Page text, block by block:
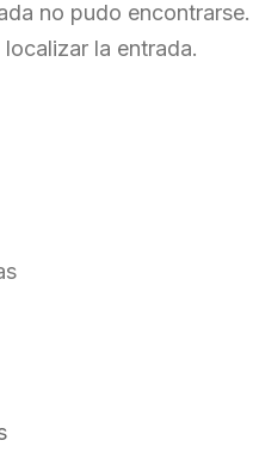
no pudo
la entrada.